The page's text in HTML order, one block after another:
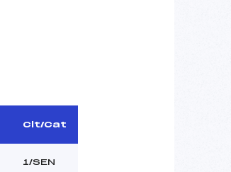
Clt/Cat
1/SEN